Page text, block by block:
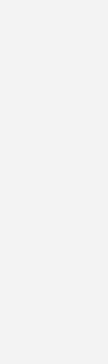
ERE
von uns
gebündelt und
einverstanden, über
Abmeldung ist
finden Sie